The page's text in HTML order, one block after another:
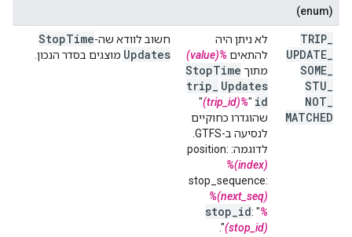
(enum)
TRIP
UPDATE
SOME
STU
NOT
MATCHED
לא ניתן היה
להתאים %(value)
מתוך
StopTime
Updates
trip
id
"
%(trip_id)
"
שהוגדרו כחוקיים
לדוגמה: position:
%(index)
stop_sequence:
%(next_seq)
stop id: "%
(stop_id)
".
חשוב לוודא שה- StopTime
Updates מוצגים בסדר הנכון.